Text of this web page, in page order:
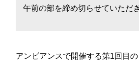
午前の部を締め切らせていただ
アンビアンスで開催する第1回目